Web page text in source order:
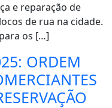
e reparação de
de rua na cidade.
os […]
ORDEM